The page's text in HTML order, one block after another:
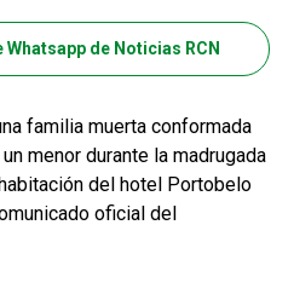
de Noticias RCN
familia muerta conformada
menor durante la madrugada
del hotel Portobelo
oficial del